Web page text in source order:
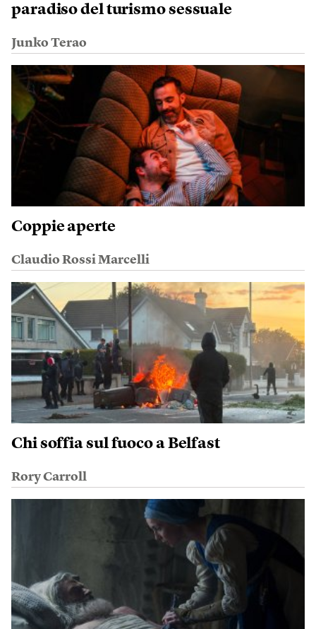
paradiso del turismo sessuale
Junko Terao
Coppie aperte
Claudio Rossi Marcelli
Chi soffia sul fuoco a Belfast
Rory Carroll